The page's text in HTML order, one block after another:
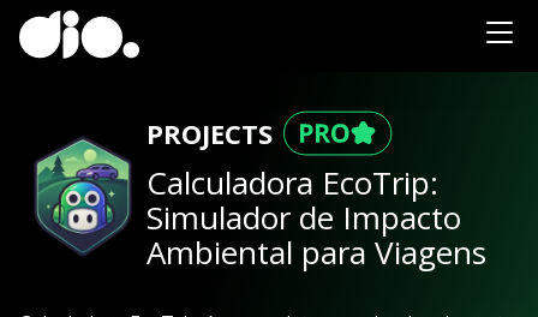
PROJECTS
Calculadora EcoTrip:
Simulador de Impacto
Ambiental para Viagens